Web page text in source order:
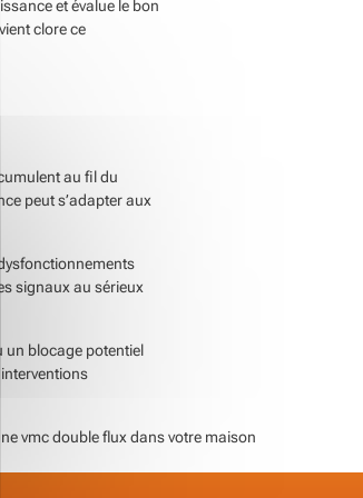
et évalue le bon
clore ce
au fil du
peut s’adapter aux
signaux au sérieux
un blocage potentiel
vmc double flux dans votre maison